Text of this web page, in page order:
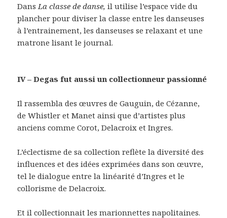
Dans La classe de danse,il utilise l’espace vide du
plancher pour diviser la classe entre les danseuses
à l’entrainement, les danseuses se relaxant et une
matrone lisant le journal.
IV – Degas fut aussi un collectionneur passionné
Il rassembla des œuvres de Gauguin, de Cézanne,
de Whistler et Manet ainsi que d’artistes plus
anciens comme Corot, Delacroix et Ingres.
L’éclectisme de sa collection reflète la diversité des
influences et des idées exprimées dans son œuvre,
tel le dialogue entre la linéarité d’Ingres et le
collorisme de Delacroix.
Et il collectionnait les marionnettes napolitaines.